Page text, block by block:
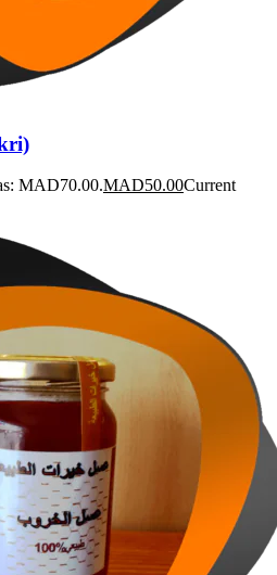
MAD70.00.MAD50.00Current